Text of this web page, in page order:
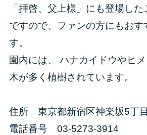
「拝啓、父上様」にも登場し
ですので、ファンの方にもおす
す。
園内には、 ハナカイドウやヒ
木が多く植樹されています。
住所 東京都新宿区神楽坂5丁
電話番号 03-5273-3914